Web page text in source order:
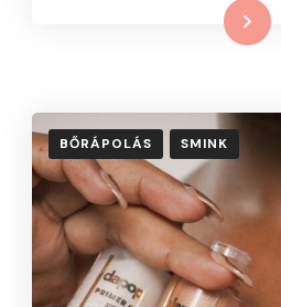
Tovább
BŐRÁPOLÁS SMINK